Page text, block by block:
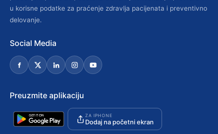
u korisne podatke za praćenje zdravlja pacijenata i preventivno
delovanje.
Social Media
Preuzmite aplikaciju
ZA IPHONE
Dodaj na početni ekran